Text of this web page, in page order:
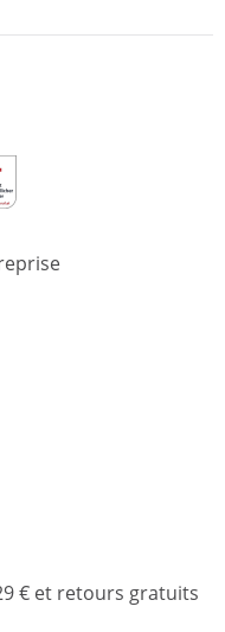
€ et retours gratuits